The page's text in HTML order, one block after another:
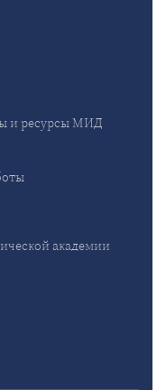
и ресурсы МИД
академии